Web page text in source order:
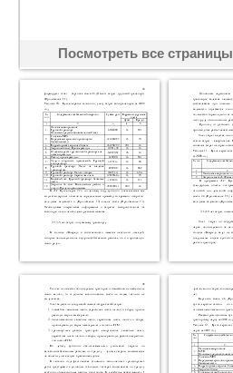
Посмотреть все страницы